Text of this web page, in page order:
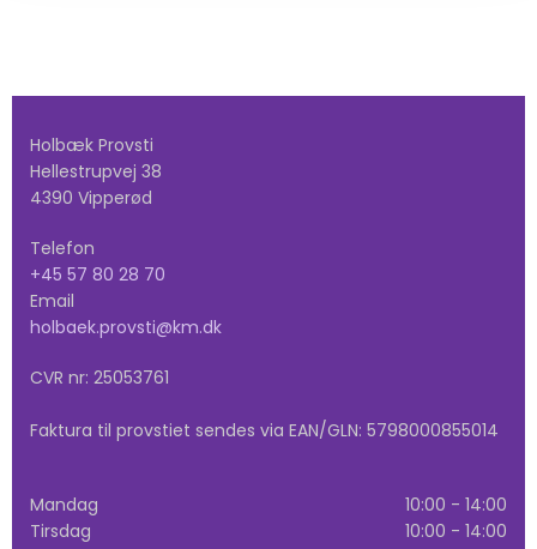
Holbæk Provsti
Hellestrupvej 38
4390 Vipperød
Telefon
+45 57 80 28 70
Email
holbaek.provsti@km.dk
CVR nr: 25053761
Faktura til provstiet sendes via EAN/GLN: 5798000855014
Mandag
10:00 - 14:00
Tirsdag
10:00 - 14:00